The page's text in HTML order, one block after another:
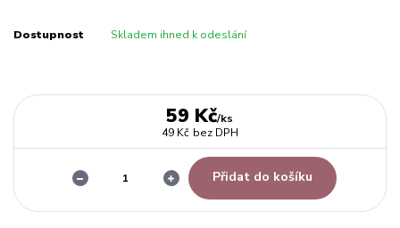
Dostupnost Skladem ihned k odeslání
59 Kč/ks
49 Kč bez DPH
Přidat do košíku